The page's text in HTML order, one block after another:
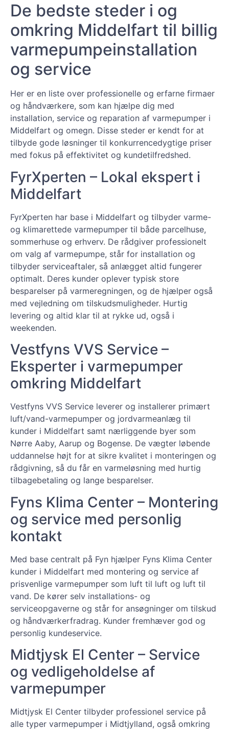
De bedste steder i og
omkring Middelfart til billig
varmepumpeinstallation
og service
Her er en liste over professionelle og erfarne firmaer
og håndværkere, som kan hjælpe dig med
installation, service og reparation af varmepumper i
Middelfart og omegn. Disse steder er kendt for at
tilbyde gode løsninger til konkurrencedygtige priser
med fokus på effektivitet og kundetilfredshed.
FyrXperten – Lokal ekspert i
Middelfart
FyrXperten har base i Middelfart og tilbyder varme-
og klimarettede varmepumper til både parcelhuse,
sommerhuse og erhverv. De rådgiver professionelt
om valg af varmepumpe, står for installation og
tilbyder serviceaftaler, så anlægget altid fungerer
optimalt. Deres kunder oplever typisk store
besparelser på varmeregningen, og de hjælper også
med vejledning om tilskudsmuligheder. Hurtig
levering og altid klar til at rykke ud, også i
weekenden.
Vestfyns VVS Service –
Eksperter i varmepumper
omkring Middelfart
Vestfyns VVS Service leverer og installerer primært
luft/vand-varmepumper og jordvarmeanlæg til
kunder i Middelfart samt nærliggende byer som
Nørre Aaby, Aarup og Bogense. De vægter løbende
uddannelse højt for at sikre kvalitet i monteringen og
rådgivning, så du får en varmeløsning med hurtig
tilbagebetaling og lange besparelser.
Fyns Klima Center – Montering
og service med personlig
kontakt
Med base centralt på Fyn hjælper Fyns Klima Center
kunder i Middelfart med montering og service af
prisvenlige varmepumper som luft til luft og luft til
vand. De kører selv installations- og
serviceopgaverne og står for ansøgninger om tilskud
og håndværkerfradrag. Kunder fremhæver god og
personlig kundeservice.
Midtjysk El Center – Service
og vedligeholdelse af
varmepumper
Midtjysk El Center tilbyder professionel service på
alle typer varmepumper i Midtjylland, også omkring